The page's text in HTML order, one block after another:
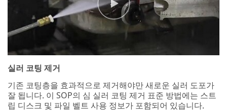
실러 코팅 제거
기존 코팅층을 효과적으로 제거해야만 새로운 실러 도포가
잘 됩니다. 이 SOP의 심 실러 코팅 제거 표준 방법에는 스트
립 디스크 및 파일 벨트 사용 정보가 포함되어 있습니다.